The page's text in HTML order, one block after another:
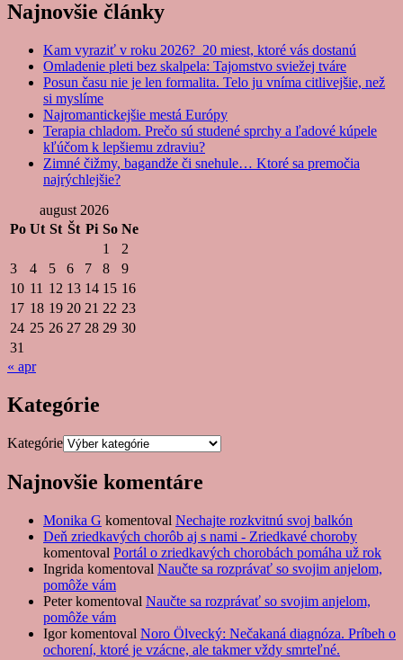
Najnovšie články
Kam vyraziť v roku 2026? 20 miest, ktoré vás dostanú
Omladenie pleti bez skalpela: Tajomstvo sviežej tváre
Posun času nie je len formalita. Telo ju vníma citlivejšie, než
si myslíme
Najromantickejšie mestá Európy
Terapia chladom. Prečo sú studené sprchy a ľadové kúpele
kľúčom k lepšiemu zdraviu?
Zimné čižmy, bagandže či snehule… Ktoré sa premočia
najrýchlejšie?
august 2026
Po Ut St Št Pi So Ne
1
2
3
4 5 6 7 8
9
10 11 12 13 14 15 16
17 18 19 20 21 22 23
24 25 26 27 28 29 30
31
« apr
Kategórie
Kategórie
Najnovšie komentáre
Monika G komentoval Nechajte rozkvitnú svoj balkón
Deň zriedkavých chorôb aj s nami - Zriedkavé choroby
komentoval Portál o zriedkavých chorobách pomáha už rok
Ingrida komentoval Naučte sa rozprávať so svojim anjelom,
pomôže vám
Peterkomentoval Naučte sa rozprávať so svojim anjelom,
pomôže vám
Igorkomentoval Noro Ölvecký: Nečakaná diagnóza. Príbeh o
ochorení, ktoré je vzácne, ale takmer vždy smrteľné.